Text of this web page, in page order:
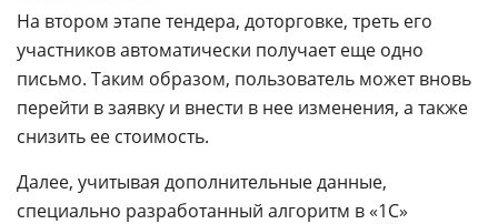
На втором этапе тендера, доторговке, треть его
участников автоматически получает еще одно
письмо. Таким образом, пользователь может вновь
перейти в заявку и внести в нее изменения, а также
снизить ее стоимость.
Далее, учитывая дополнительные данные,
специально разработанный алгоритм в «1С»